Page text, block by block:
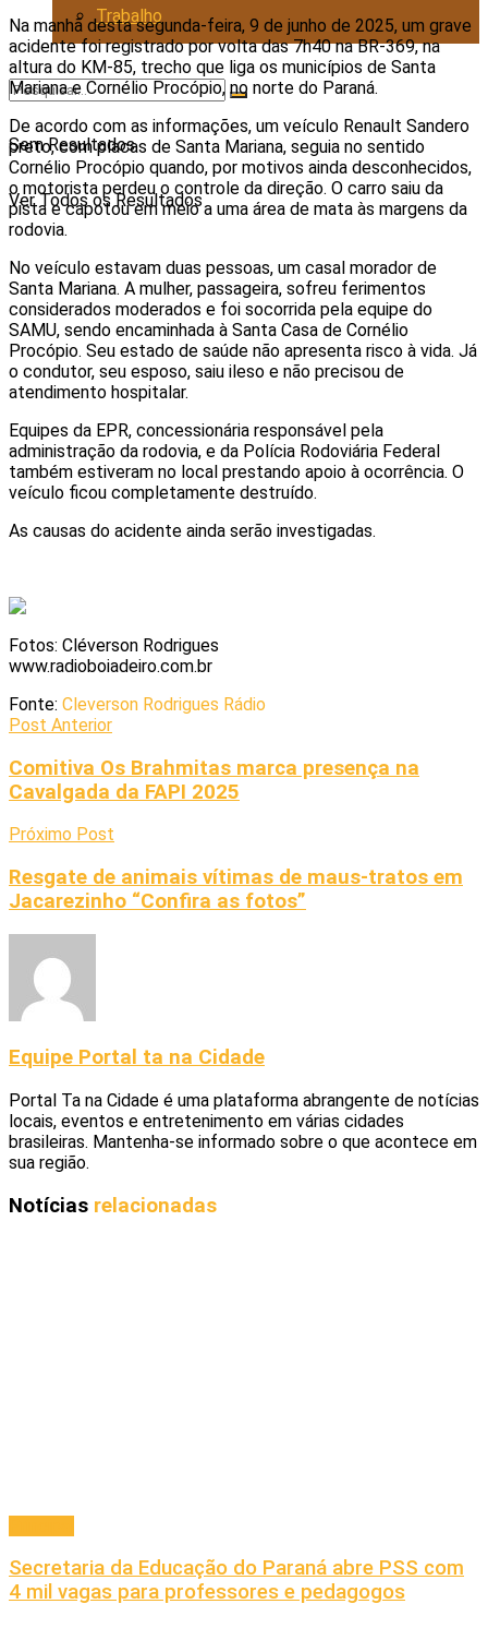
Trabalho
Sem Resultados
Ver Todos os Resultados
Na manhã desta segunda-feira, 9 de junho de 2025, um grave
acidente foi registrado por volta das 7h40 na BR-369, na
altura do KM-85, trecho que liga os municípios de Santa
Mariana e Cornélio Procópio, no norte do Paraná.
De acordo com as informações, um veículo Renault Sandero
preto, com placas de Santa Mariana, seguia no sentido
Cornélio Procópio quando, por motivos ainda desconhecidos,
o motorista perdeu o controle da direção. O carro saiu da
pista e capotou em meio a uma área de mata às margens da
rodovia.
No veículo estavam duas pessoas, um casal morador de
Santa Mariana. A mulher, passageira, sofreu ferimentos
considerados moderados e foi socorrida pela equipe do
SAMU, sendo encaminhada à Santa Casa de Cornélio
Procópio. Seu estado de saúde não apresenta risco à vida. Já
o condutor, seu esposo, saiu ileso e não precisou de
atendimento hospitalar.
Equipes da EPR, concessionária responsável pela
administração da rodovia, e da Polícia Rodoviária Federal
também estiveram no local prestando apoio à ocorrência. O
veículo ficou completamente destruído.
As causas do acidente ainda serão investigadas.
Fotos: Cléverson Rodrigues
www.radioboiadeiro.com.br
Fonte: Cleverson Rodrigues Rádio
Post Anterior
Comitiva Os Brahmitas marca presença na
Cavalgada da FAPI 2025
Próximo Post
Resgate de animais vítimas de maus-tratos em
Jacarezinho “Confira as fotos”
Equipe Portal ta na Cidade
Portal Ta na Cidade é uma plataforma abrangente de notícias
locais, eventos e entretenimento em várias cidades
brasileiras. Mantenha-se informado sobre o que acontece em
sua região.
Notícias relacionadas
Secretaria da Educação do Paraná abre PSS com
4 mil vagas para professores e pedagogos